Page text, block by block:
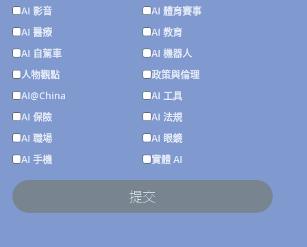
AI 影音
AI 體育賽事
AI 醫療
AI 教育
AI 自駕車
AI 機器人
人物觀點
政策與倫理
AI@China
AI 工具
AI 保險
AI 法規
AI 職場
AI 眼鏡
AI 手機
實體 AI
提交